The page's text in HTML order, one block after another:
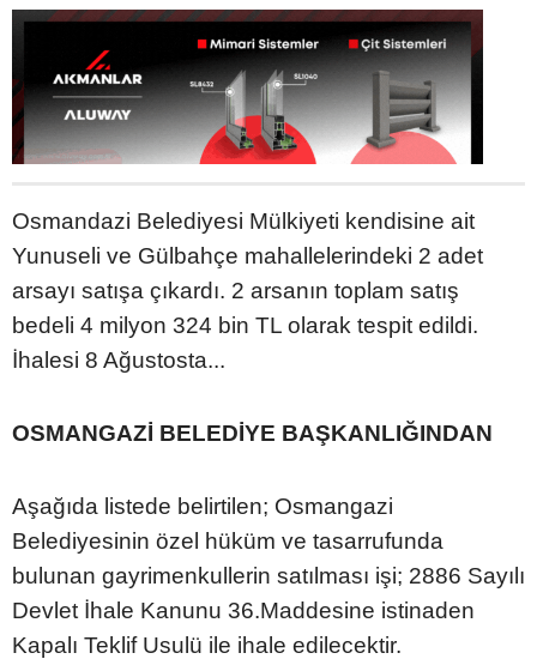
Osmandazi Belediyesi Mülkiyeti kendisine ait
Yunuseli ve Gülbahçe mahallelerindeki 2 adet
arsayı satışa çıkardı. 2 arsanın toplam satış
bedeli 4 milyon 324 bin TL olarak tespit edildi.
İhalesi 8 Ağustosta...
OSMANGAZİ BELEDİYE BAŞKANLIĞINDAN
Aşağıda listede belirtilen; Osmangazi
Belediyesinin özel hüküm ve tasarrufunda
bulunan gayrimenkullerin satılması işi; 2886 Sayılı
Devlet İhale Kanunu 36.Maddesine istinaden
Kapalı Teklif Usulü ile ihale edilecektir.